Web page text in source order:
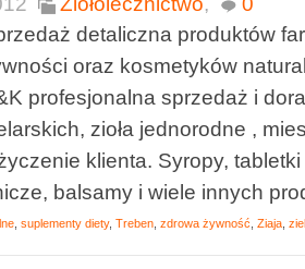
detaliczna produktów
oraz kosmetyków
profesjonalna sprzedaż i
zioła jednorodne ,
klienta. Syropy, tabletki
balsamy i wiele innych
suplementy diety, Treben zdrowa żywność Ziaja